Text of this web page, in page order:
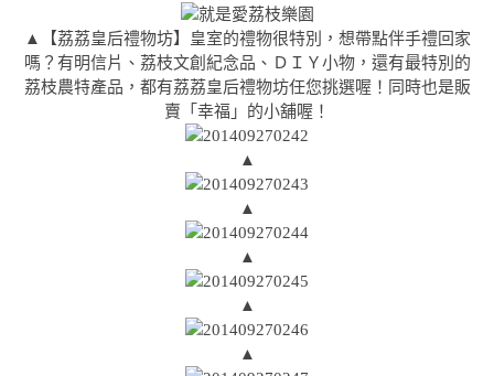
▲【荔荔皇后禮物坊】皇室的禮物很特別，想帶點伴手禮回家
嗎？有明信片、荔枝文創紀念品、ＤＩＹ小物，還有最特別的
荔枝農特產品，都有荔荔皇后禮物坊任您挑選喔！同時也是販
賣「幸福」的小舖喔！
▲
▲
▲
▲
▲